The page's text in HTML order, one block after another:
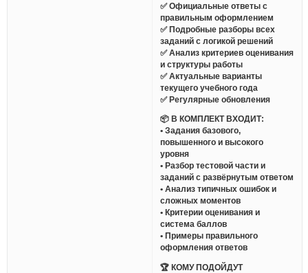
✅ Официальные ответы с
правильным оформлением
✅ Подробные разборы всех
заданий с логикой решений
✅ Анализ критериев оценивания
и структуры работы
✅ Актуальные варианты
текущего учебного года
✅ Регулярные обновления
📦 В КОМПЛЕКТ ВХОДИТ:
• Задания базового,
повышенного и высокого
уровня
• Разбор тестовой части и
заданий с развёрнутым ответом
• Анализ типичных ошибок и
сложных моментов
• Критерии оценивания и
система баллов
• Примеры правильного
оформления ответов
🏆 КОМУ ПОДОЙДУТ